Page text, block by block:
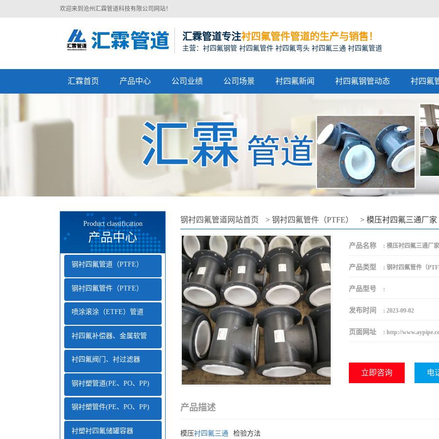
欢迎来到沧州汇霖管道科技有限公司网站！
汇霖管道专注衬四氟管件管道的生产与销售！
主营：衬四氟钢管 衬四氟管件 衬四氟弯头 衬四氟三通 衬四氟管道
汇霖首页 产品中心 公司业绩 公司场景 衬四氟新闻 衬四氟钢管动态 衬四氟
Product classification
产品中心
钢衬四氟管道（PTFE）
钢衬四氟管件（PTFE）
喷涂滚涂（ETFE）管道
衬四氟补偿器、金属软管
衬四氟阀门、衬过滤器
钢衬塑管道(PE、PO、PP)
钢衬塑管件(PE、PO、PP)
衬塑衬四氟储罐容器
钢衬四氟管道网站首页 > 钢衬四氟管件（PTFE） > 模压衬四氟三通厂家
产品名称 : 模压衬四氟三通厂家
产品类型 : 钢衬四氟管件（
产品型号 :
发布时间 : 2023-09-02
页面网址 : http://
立即咨询 电
产品描述
模压衬四氟三通
检验方法